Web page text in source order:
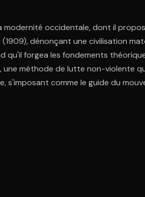
C'est gratuit à l'essai.
occidentale, dont il
dénonçant une civilisation
qu'il forgea les fondements
une méthode de lutte non-violente
s'imposant comme le guide du